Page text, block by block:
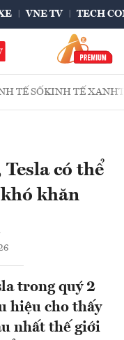
VNE TV TECH
TẾ SỐKINH TẾ XANH
có thể
khăn
trong quý 2
hiệu cho thấy
nhất thế giới